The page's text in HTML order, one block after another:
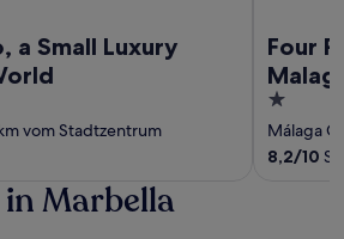
a Small Luxury
vom Stadtzentrum
Four
1
out
of
Málaga
8,2/10
Marbella